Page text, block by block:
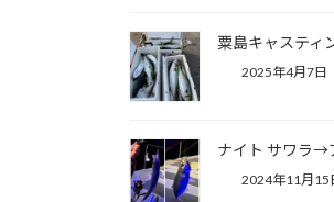
粟島キャスティ
2025年4月7日
ナイト サワラ→
2024年11月15